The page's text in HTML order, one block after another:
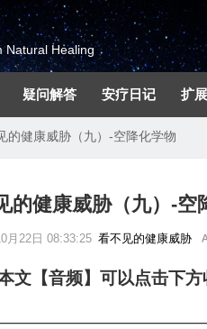
Natural Healing
疑问解答 安疗日记 扩
的健康威胁（九）-空降化学物
的健康威胁（九）-空
月22日 08:33:25 看不见的健康威胁
文【音频】可以点击下方